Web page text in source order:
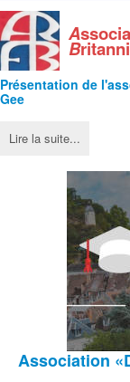
A
B
Présentation de l'
Gee
Lire la suite...
Association